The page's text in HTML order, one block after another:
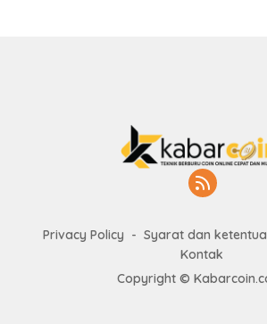
Privacy Policy Syarat dan
Kontak
Copyright ©